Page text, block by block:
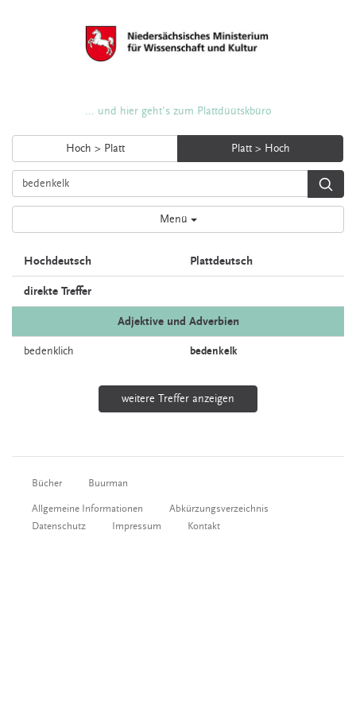
... und hier geht's zum Plattdüütskbüro
Hoch > Platt Platt > Hoch
Menü
Hochdeutsch Plattdeutsch
direkte Treffer
Adjektive und Adverbien
bedenklich bedenkelk
weitere Treffer anzeigen
Bücher Buurman
Allgemeine Informationen
Abkürzungsverzeichnis
Datenschutz
Impressum Kontakt